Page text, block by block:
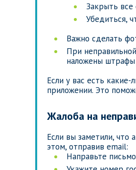
Закрыть
Убедиться,
Важно сделать
При
наложены штрафы
Если у вас есть
приложении. Это
Жалоба на
Если вы заметили, что
этом, отправив email:
Направьте